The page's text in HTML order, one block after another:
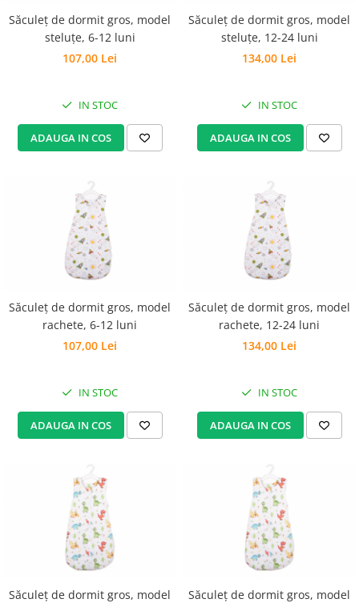
Săculeț de dormit gros, model
steluțe, 6-12 luni
107,00 Lei
IN STOC
ADAUGA IN COS
Săculeț de dormit gros, model
steluțe, 12-24 luni
134,00 Lei
IN STOC
ADAUGA IN COS
Săculeț de dormit gros, model
rachete, 6-12 luni
107,00 Lei
IN STOC
ADAUGA IN COS
Săculeț de dormit gros, model
rachete, 12-24 luni
134,00 Lei
IN STOC
ADAUGA IN COS
Săculeț de dormit gros, model
Săculeț de dormit gros, model